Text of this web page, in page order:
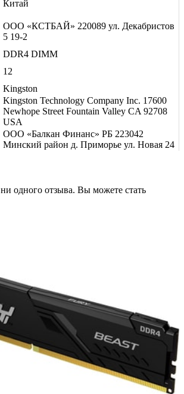
Китай
ООО «КСТБАЙ» 220089 ул. Декабристов
5 19-2
DDR4 DIMM
12
Kingston
Kingston Technology Company Inc. 17600
Newhope Street Fountain Valley CA 92708
USA
ООО «Балкан Финанс» РБ 223042
Минский район д. Приморье ул. Новая 24
одного отзыва. Вы можете стать